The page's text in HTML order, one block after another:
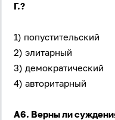
Г.?
1) попустительский
2) элитарный
3) демократический
4) авторитарный
А6. Верны ли